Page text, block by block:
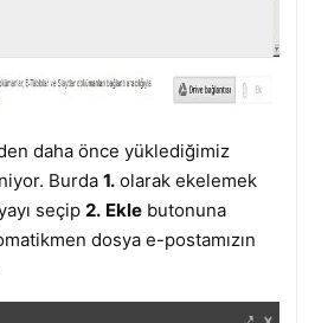
daha önce yüklediğimiz
Burda 1.olarak ekelemek
seçip 2. Eklebutonuna
dosya e-postamızın